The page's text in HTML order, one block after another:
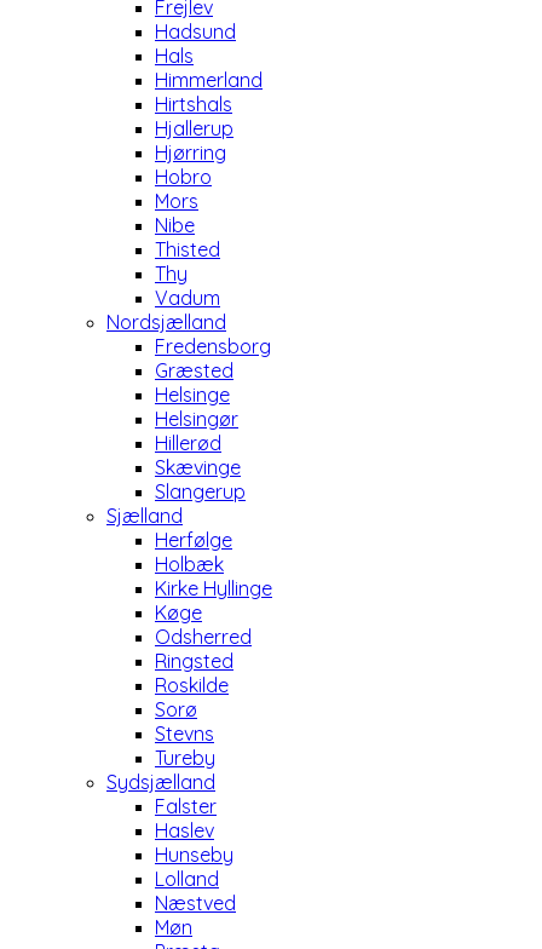
Frejlev
Hadsund
Hals
Himmerland
Hirtshals
Hjallerup
Hjørring
Hobro
Mors
Nibe
Thisted
Thy
Vadum
Nordsjælland
Fredensborg
Græsted
Helsinge
Helsingør
Hillerød
Skævinge
Slangerup
Sjælland
Herfølge
Holbæk
Kirke Hyllinge
Køge
Odsherred
Ringsted
Roskilde
Sorø
Stevns
Tureby
Sydsjælland
Falster
Haslev
Hunseby
Lolland
Næstved
Møn